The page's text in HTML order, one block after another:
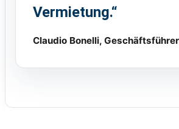
Vermietung.“
Claudio Bonelli, Geschäftsführer